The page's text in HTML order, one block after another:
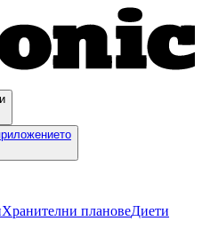
Хранителни плановеДиети